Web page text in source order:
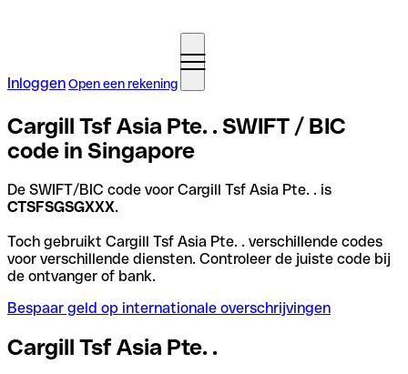
InloggenOpen een rekening
Cargill Tsf Asia Pte. . SWIFT / BIC
code in Singapore
De SWIFT/BIC code voor Cargill Tsf Asia Pte. . is
CTSFSGSGXXX.
Toch gebruikt Cargill Tsf Asia Pte. . verschillende codes
voor verschillende diensten. Controleer de juiste code bij
de ontvanger of bank.
Bespaar geld op internationale overschrijvingen
Cargill Tsf Asia Pte. .